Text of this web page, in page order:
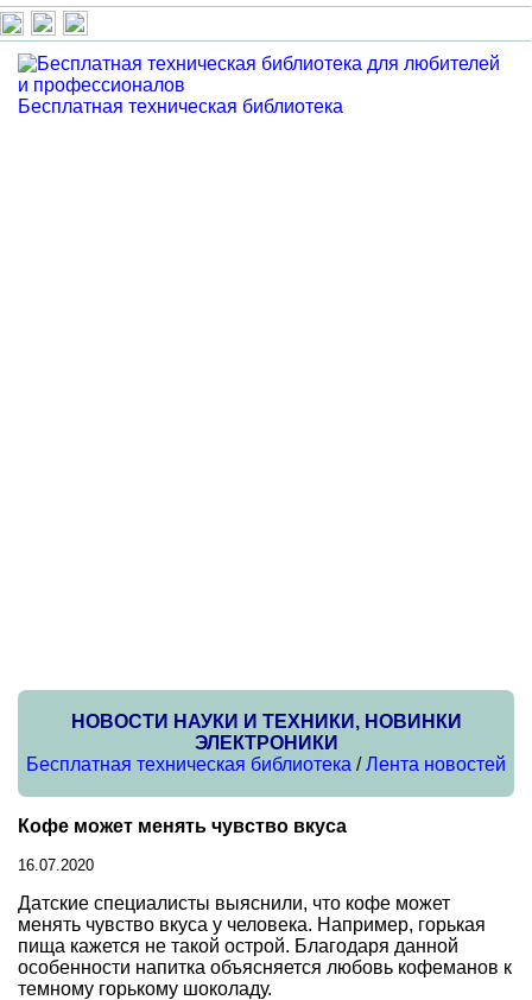
Бесплатная техническая библиотека
НОВОСТИ НАУКИ И ТЕХНИКИ, НОВИНКИ
ЭЛЕКТРОНИКИ
Бесплатная техническая библиотека /Лента новостей
Кофе может менять чувство вкуса
16.07.2020
Датские специалисты выяснили, что кофе может
менять чувство вкуса у человека. Например, горькая
пища кажется не такой острой. Благодаря данной
особенности напитка объясняется любовь кофеманов к
темному горькому шоколаду.